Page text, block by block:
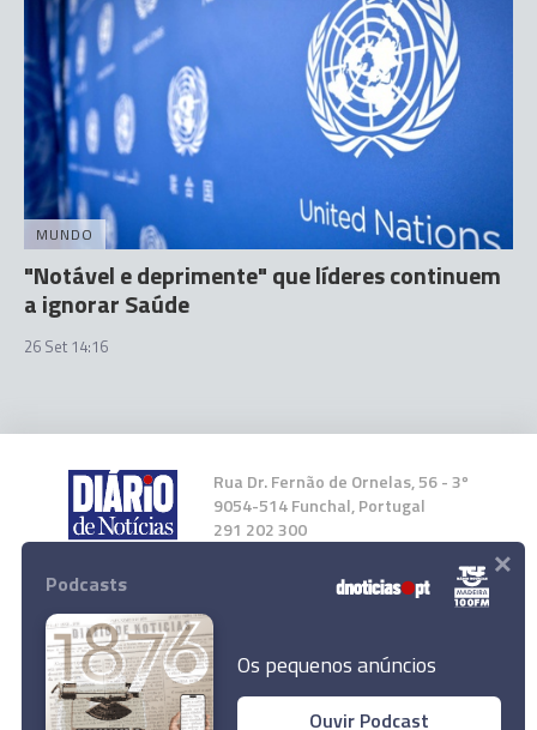
MUNDO
"Notável e deprimente" que líderes continuem
a ignorar Saúde
26 Set 14:16
Rua Dr. Fernão de Ornelas, 56 - 3º
9054-514 Funchal, Portugal
291 202 300
Instale a nossa App
Podcasts
Os pequenos anúncios
Ouvir Podcast
×